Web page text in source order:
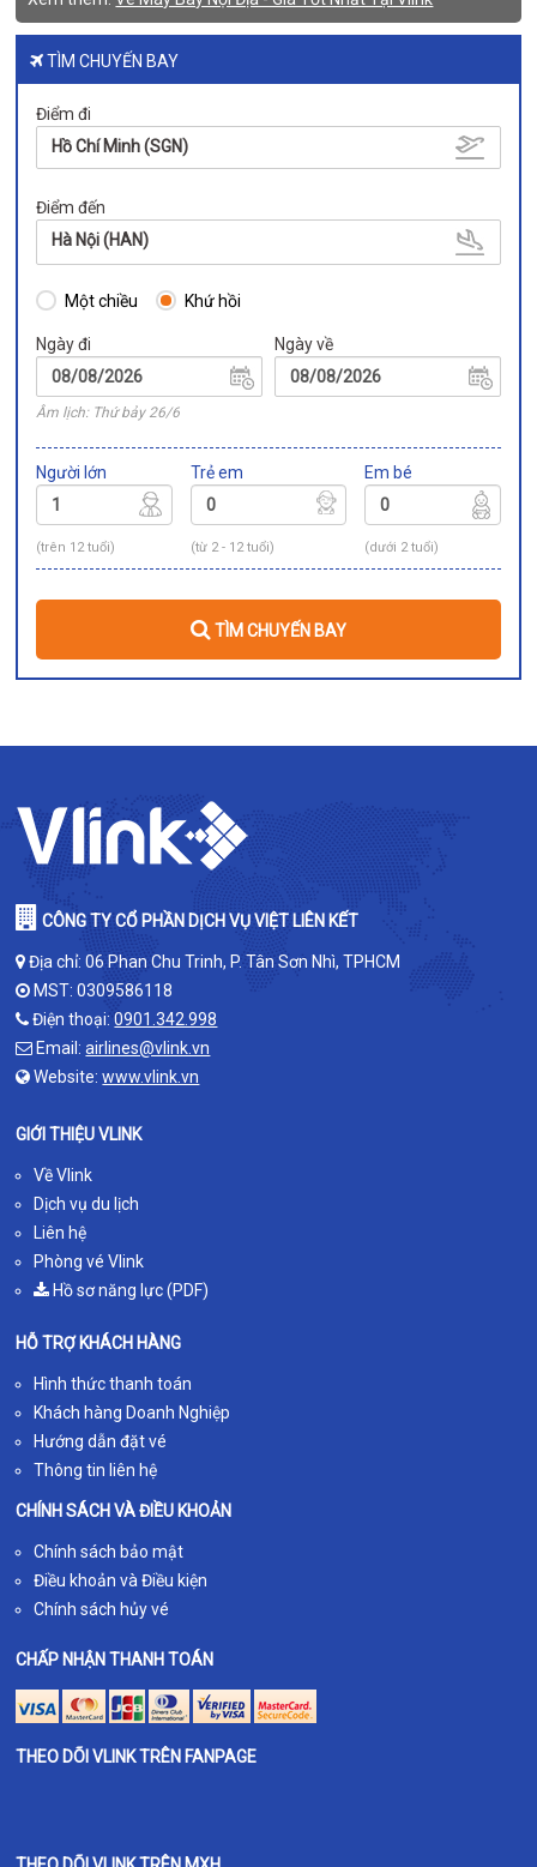
TÌM CHUYẾN BAY
Điểm đi
Hồ Chí Minh (SGN)
Điểm đến
Hà Nội (HAN)
Một chiều Khứ hồi
Ngày đi
Âm lịch: Thứ bảy 26/6
Ngày về
Người lớn
(trên 12 tuổi)
Trẻ em
(từ 2 - 12 tuổi)
Em bé
(dưới 2 tuổi)
TÌM CHUYẾN BAY
CÔNG TY CỔ PHẦN DỊCH VỤ VIỆT LIÊN KẾT
Địa chỉ: 06 Phan Chu Trinh, P. Tân Sơn Nhì, TPHCM
MST: 0309586118
Điện thoại:0901.342.998
Email:airlines@vlink.vn
Website:www.vlink.vn
GIỚI THIỆU VLINK
Về Vlink
Dịch vụ du lịch
Liên hệ
Phòng vé Vlink
Hồ sơ năng lực (PDF)
HỖ TRỢ KHÁCH HÀNG
Hình thức thanh toán
Khách hàng Doanh Nghiệp
Hướng dẫn đặt vé
Thông tin liên hệ
CHÍNH SÁCH VÀ ĐIỀU KHOẢN
Chính sách bảo mật
Điều khoản và Điều kiện
Chính sách hủy vé
CHẤP NHẬN THANH TOÁN
THEO DÕI VLINK TRÊN FANPAGE